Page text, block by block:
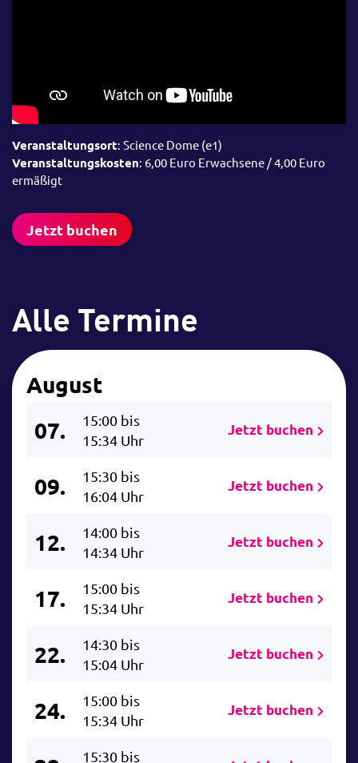
Veranstaltungsort: Science Dome (e1)
Veranstaltungskosten: 6,00 Euro Erwachsene / 4,00 Euro
ermäßigt
Jetzt buchen
Alle Termine
August
07.
15:00 bis
15:34 Uhr
Jetzt buchen
09.
15:30 bis
16:04 Uhr
Jetzt buchen
12.
14:00 bis
14:34 Uhr
Jetzt buchen
17.
15:00 bis
15:34 Uhr
Jetzt buchen
22.
14:30 bis
15:04 Uhr
Jetzt buchen
24.
15:00 bis
15:34 Uhr
Jetzt buchen
15:30 bis